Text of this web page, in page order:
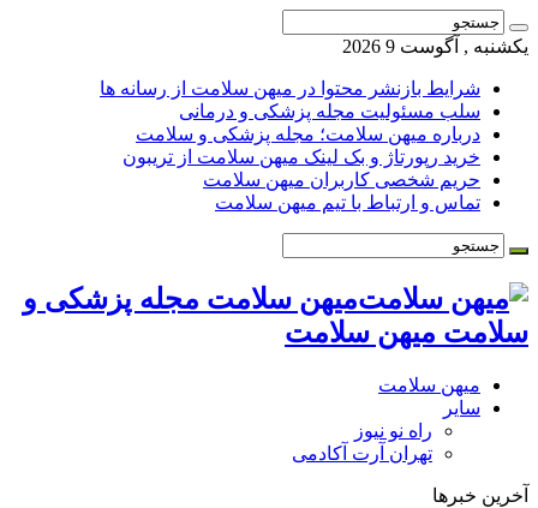
یکشنبه , آگوست 9 2026
شرایط بازنشر محتوا در میهن سلامت از رسانه ها
سلب مسئولیت مجله پزشکی و درمانی
درباره میهن سلامت؛ مجله پزشکی و سلامت
خرید رپورتاژ و بک لینک میهن سلامت از تریبون
حریم شخصی کاربران میهن سلامت
تماس و ارتباط با تیم میهن سلامت
میهن سلامت مجله پزشکی و
سلامت میهن سلامت
میهن سلامت
سایر
راه نو نیوز
تهران آرت آکادمی
آخرین خبرها